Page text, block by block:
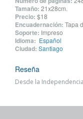
Tamaño: 21x28cm.
Precio: $18
Encuadernación: Tapa
Soporte: Impreso
Idioma: Español
Ciudad: Santiago
Reseña
Desde la